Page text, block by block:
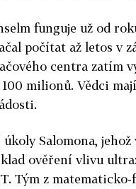
funguje už od
počítat až letos v
centra zatím
milionů. Vědci
Salomona,
ověření vlivu
Tým z